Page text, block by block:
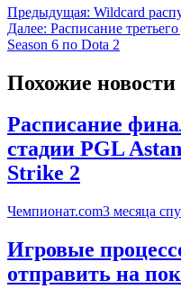
Предыдущая: Wildcard
Далее: Расписание
Season 6 по Dota 2
Похожие новости
Расписание
стадии PGL
Strike 2
Чемпионат.com3 месяца
Игровые
отправить на